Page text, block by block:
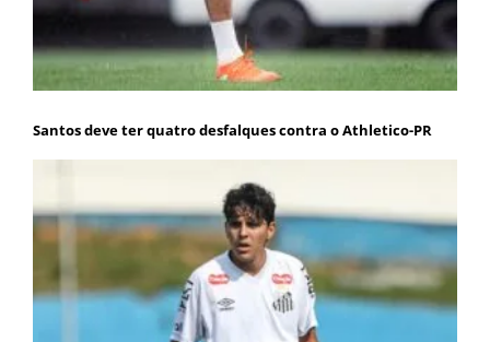
Santos deve ter quatro desfalques contra o Athletico-PR